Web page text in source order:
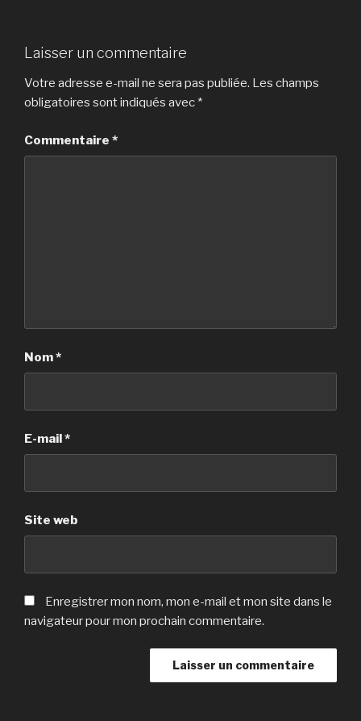
Laisser un commentaire
Votre adresse e-mail ne sera pas publiée. Les champs
obligatoires sont indiqués avec *
Commentaire *
Nom*
E-mail*
Site web
Enregistrer mon nom, mon e-mail et mon site dans le
navigateur pour mon prochain commentaire.